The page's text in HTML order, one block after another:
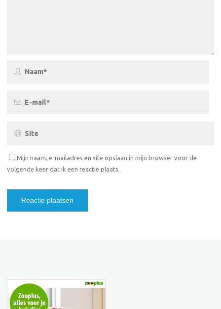
Mijn naam, e-mailadres en site opslaan in mijn browser voor de
volgende keer dat ik een reactie plaats.